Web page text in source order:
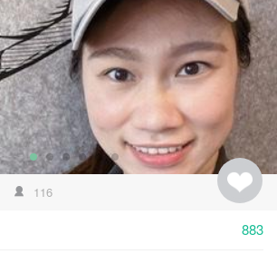
116
883